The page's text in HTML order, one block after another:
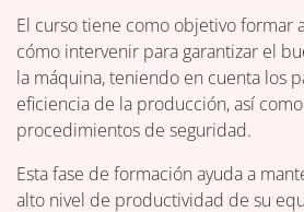
El curso tiene como objetivo formar
cómo intervenir para garantizar el
la máquina, teniendo en cuenta los
eficiencia de la producción, así
procedimientos de seguridad.
Esta fase de formación ayuda a
alto nivel de productividad de su